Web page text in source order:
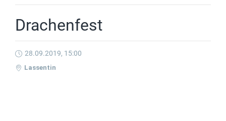
Drachenfest
28.09.2019, 15:00
Lassentin